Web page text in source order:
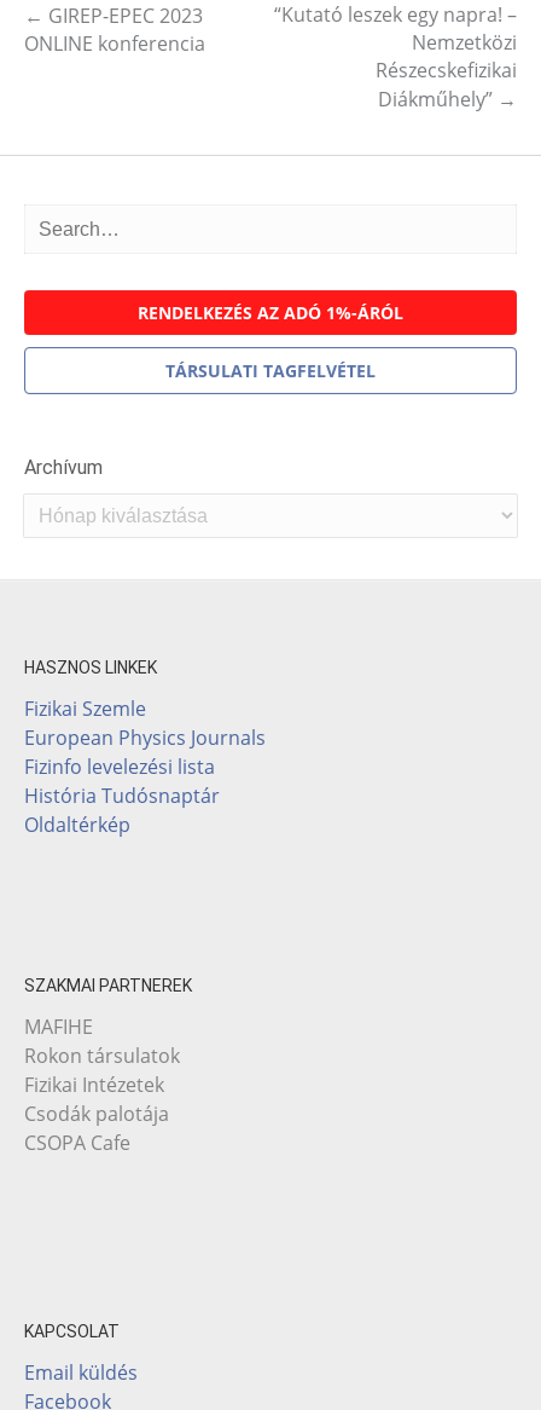
Post navigation
← GIREP-EPEC 2023
ONLINE konferencia
“Kutató leszek egy napra! –
Nemzetközi
Részecskefizikai
Diákműhely” →
RENDELKEZÉS AZ ADÓ 1%-ÁRÓL
TÁRSULATI TAGFELVÉTEL
Archívum
Archívum
HASZNOS LINKEK
Fizikai Szemle
European Physics Journals
Fizinfo levelezési lista
História Tudósnaptár
Oldaltérkép
SZAKMAI PARTNEREK
MAFIHE
Rokon társulatok
Fizikai Intézetek
Csodák palotája
CSOPA Cafe
KAPCSOLAT
Email küldés
Facebook